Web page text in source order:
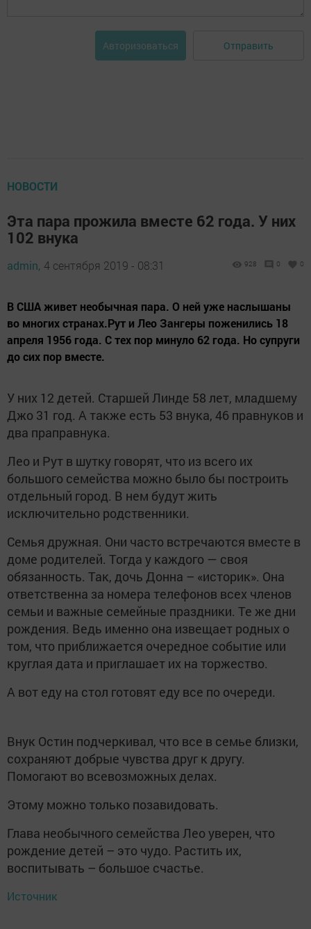
Авторизоваться Отправить
НОВОСТИ
Эта пара прожила вместе 62 года. У них
102 внука
admin, 4 сентября 2019 - 08:31 928 0 0
В США живет необычная пара. О ней уже наслышаны
во многих странах.Рут и Лео Зангеры поженились 18
апреля 1956 года. С тех пор минуло 62 года. Но супруги
до сих пор вместе.
У них 12 детей. Старшей Линде 58 лет, младшему
Джо 31 год. А также есть 53 внука, 46 правнуков и
два праправнука.
Лео и Рут в шутку говорят, что из всего их
большого семейства можно было бы построить
отдельный город. В нем будут жить
исключительно родственники.
Семья дружная. Они часто встречаются вместе в
доме родителей. Тогда у каждого — своя
обязанность. Так, дочь Донна – «историк». Она
ответственна за номера телефонов всех членов
семьи и важные семейные праздники. Те же дни
рождения. Ведь именно она извещает родных о
том, что приближается очередное событие или
круглая дата и приглашает их на торжество.
А вот еду на стол готовят еду все по очереди.
Внук Остин подчеркивал, что все в семье близки,
сохраняют добрые чувства друг к другу.
Помогают во всевозможных делах.
Этому можно только позавидовать.
Глава необычного семейства Лео уверен, что
рождение детей – это чудо. Растить их,
воспитывать – большое счастье.
Источник